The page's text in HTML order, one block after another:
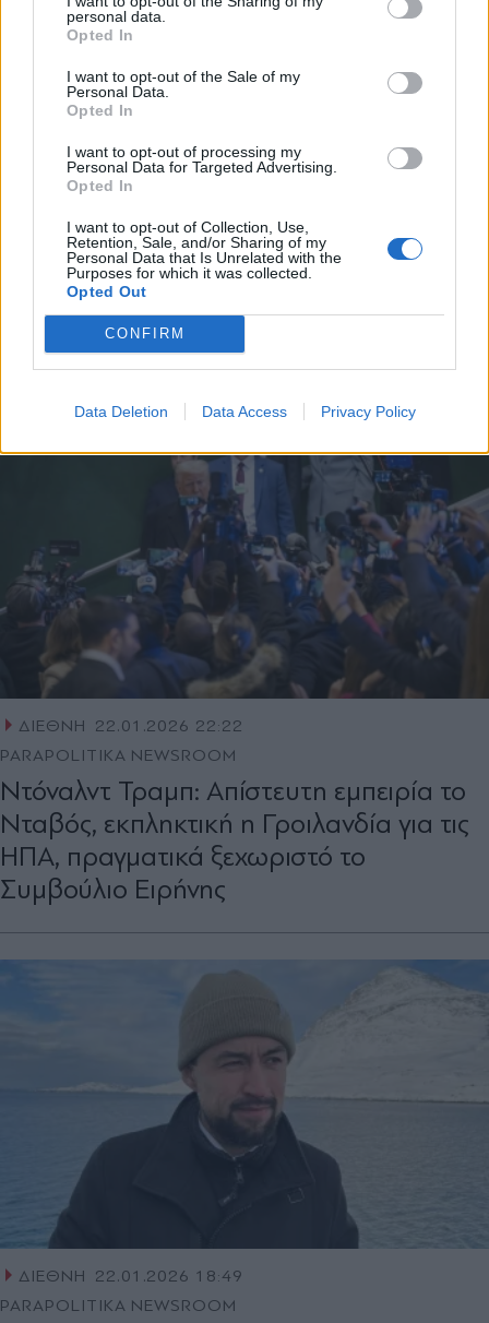
personal data.
Opted In
I want to opt-out of the Sale of my
Personal Data.
Opted In
I want to opt-out of processing my
Personal Data for Targeted Advertising.
Opted In
I want to opt-out of Collection, Use,
Retention, Sale, and/or Sharing of my
Personal Data that Is Unrelated with the
Purposes for which it was collected.
Opted Out
CONFIRM
Data Deletion Data Access Privacy Policy
ΔΙΕΘΝΗ 22.01.2026 23:28
Ουκρανία: Ο Ζελένσκι λέει πως
εξασφάλισε συμφωνίες στο Νταβός για
την ενίσχυση της αντιαεροπορικής
ΔΙΕΘΝΗ
22.01.2026 22:22
PARAPOLITIKA NEWSROOM
Ντόναλντ Τραμπ: Απίστευτη εμπειρία το
Νταβός, εκπληκτική η Γροιλανδία για τις
ΗΠΑ, πραγματικά ξεχωριστό το
Συμβούλιο Ειρήνης
ΔΙΕΘΝΗ
22.01.2026 18:49
PARAPOLITIKA NEWSROOM
Αποδέχομαι τους
και την πολιτική απορρήτου
X